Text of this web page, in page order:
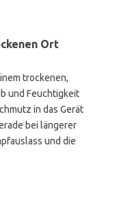
Ort
trockenen,
und Feuchtigkeit
in das Gerät
bei längerer
und die